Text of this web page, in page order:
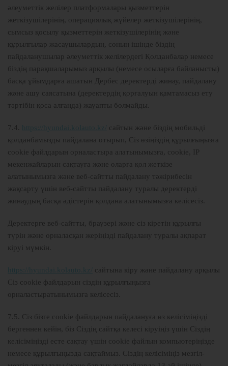
әлеуметтік желілер платформалары қызметтерін
жеткізушілерінің, операциялық жүйелер жеткізушілерінің,
сымсыз қосылу қызметтерін жеткізушілерінің және
құрылғылар жасаушылардың, соның ішінде біздің
пайдаланушылар әлеуметтік желілердегі Қолданбалар немесе
біздің парақшаларымыз арқылы (немесе осыларға байланысты)
басқа ұйымдарға ашатын Дербес деректерді жинау, пайдалану
және ашу саясатына (деректердің қорғалуын қамтамасыз ету
тәртібін қоса алғанда) жауапты болмайды.
7.4. https://hyundai.kolauto.kz/
сайтын және біздің мобильді
қолданбамызды пайдалана отырып, Сіз өзіңіздің құрылғыңызға
cookie файлдарын орналастыра алатынымызға, cookie, IP
мекенжайларын сақтауға және оларға қол жеткізе
алатынымызға және веб-сайтты пайдалану тәжірибесін
жақсарту үшін веб-сайтты пайдалану туралы деректерді
жинаудың басқа әдістерін қолдана алатынымызға келісесіз.
Деректерге веб-сайтты, браузері және сіз кіретін құрылғы
түрін және орналасқан жеріңізді пайдалану туралы ақпарат
кіруі мүмкін.
https://hyundai.kolauto.kz/
сайтына кіру және пайдалану арқылы
Сіз cookie файлдарын сіздің құрылғыңызға
орналастыратынымызға келісесіз.
7.5. Сіз бізге cookie файлдарын пайдалануға өз келісіміңізді
бергеннен кейін, біз Сіздің сайтқа келесі кіруіңіз үшін Сіздің
келісіміңізді есте сақтау үшін cookie файлын компьютеріңізде
немесе құрылғыңызда сақтаймыз. Сіздің келісіміңіз мезгіл-